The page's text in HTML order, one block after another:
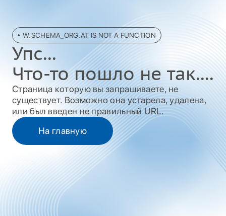
W.SCHEMA_ORG.AT IS NOT A FUNCTION
Упc...
Что-то пошло не так....
Страница которую вы запрашиваете, не
существует. Возможно она устарела, удалена,
или был введен не правильный URL.
На главную